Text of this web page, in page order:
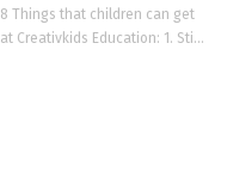
8 Things that children can get
at Creativkids Education: 1. Stimulate Invention Mindset 2. Creative Thinking 3. Explore Imagination 4. Building Confidence 5. Problem Solving 6. Effective Teamwork 7. Mathematic, History, & Physic 8. Logical Thinkin